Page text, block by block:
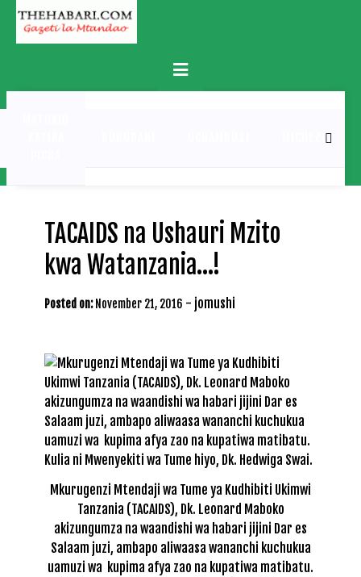
Skip
content
Primary
Menu
MICHEZO
TACAIDS na Ushauri Mzito
kwa Watanzania…!
Posted on: November 21, 2016 - jomushi
Mkurugenzi Mtendaji wa Tume ya Kudhibiti Ukimwi
Tanzania (TACAIDS), Dk. Leonard Maboko
akizungumza na waandishi wa habari jijini Dar es
Salaam juzi, ambapo aliwaasa wananchi kuchukua
uamuzi wa kupima afya zao na kupatiwa matibatu.